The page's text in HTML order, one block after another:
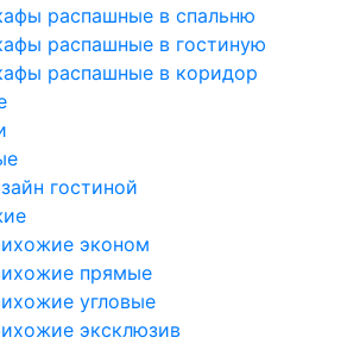
распашные в спальню
распашные в гостиную
распашные в коридор
гостиной
эконом
прямые
угловые
эксклюзив